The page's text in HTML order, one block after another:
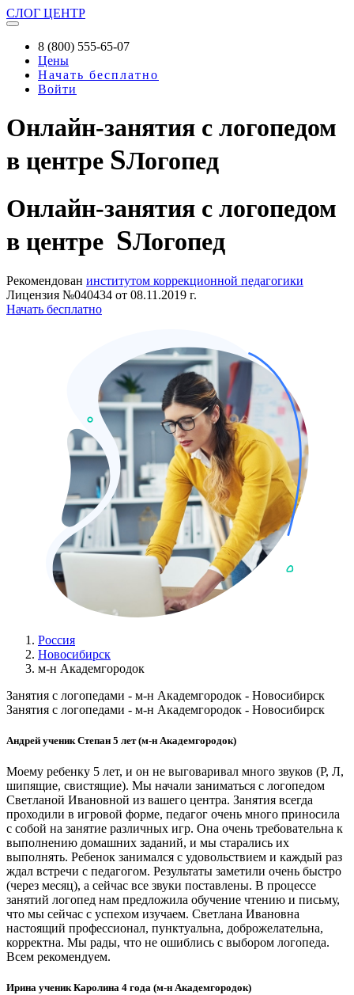
СЛОГ ЦЕНТР
8 (800) 555-65-07
Цены
Начать бесплатно
Войти
Онлайн-занятия с логопедом
в центре SЛогопед
Онлайн-занятия с логопедом
в центре SЛогопед
Рекомендован институтом коррекционной педагогики
Лицензия №040434 от 08.11.2019 г.
Начать бесплатно
Россия
Новосибирск
м-н Академгородок
Занятия с логопедами - м-н Академгородок - Новосибирск
Занятия с логопедами - м-н Академгородок - Новосибирск
Андрей ученик Степан 5 лет (м-н Академгородок)
Моему ребенку 5 лет, и он не выговаривал много звуков (Р, Л,
шипящие, свистящие). Мы начали заниматься с логопедом
Светланой Ивановной из вашего центра. Занятия всегда
проходили в игровой форме, педагог очень много приносила
с собой на занятие различных игр. Она очень требовательна к
выполнению домашних заданий, и мы старались их
выполнять. Ребенок занимался с удовольствием и каждый раз
ждал встречи с педагогом. Результаты заметили очень быстро
(через месяц), а сейчас все звуки поставлены. В процессе
занятий логопед нам предложила обучение чтению и письму,
что мы сейчас с успехом изучаем. Светлана Ивановна
настоящий профессионал, пунктуальна, доброжелательна,
корректна. Мы рады, что не ошиблись с выбором логопеда.
Всем рекомендуем.
Ирина ученик Каролина 4 года (м-н Академгородок)